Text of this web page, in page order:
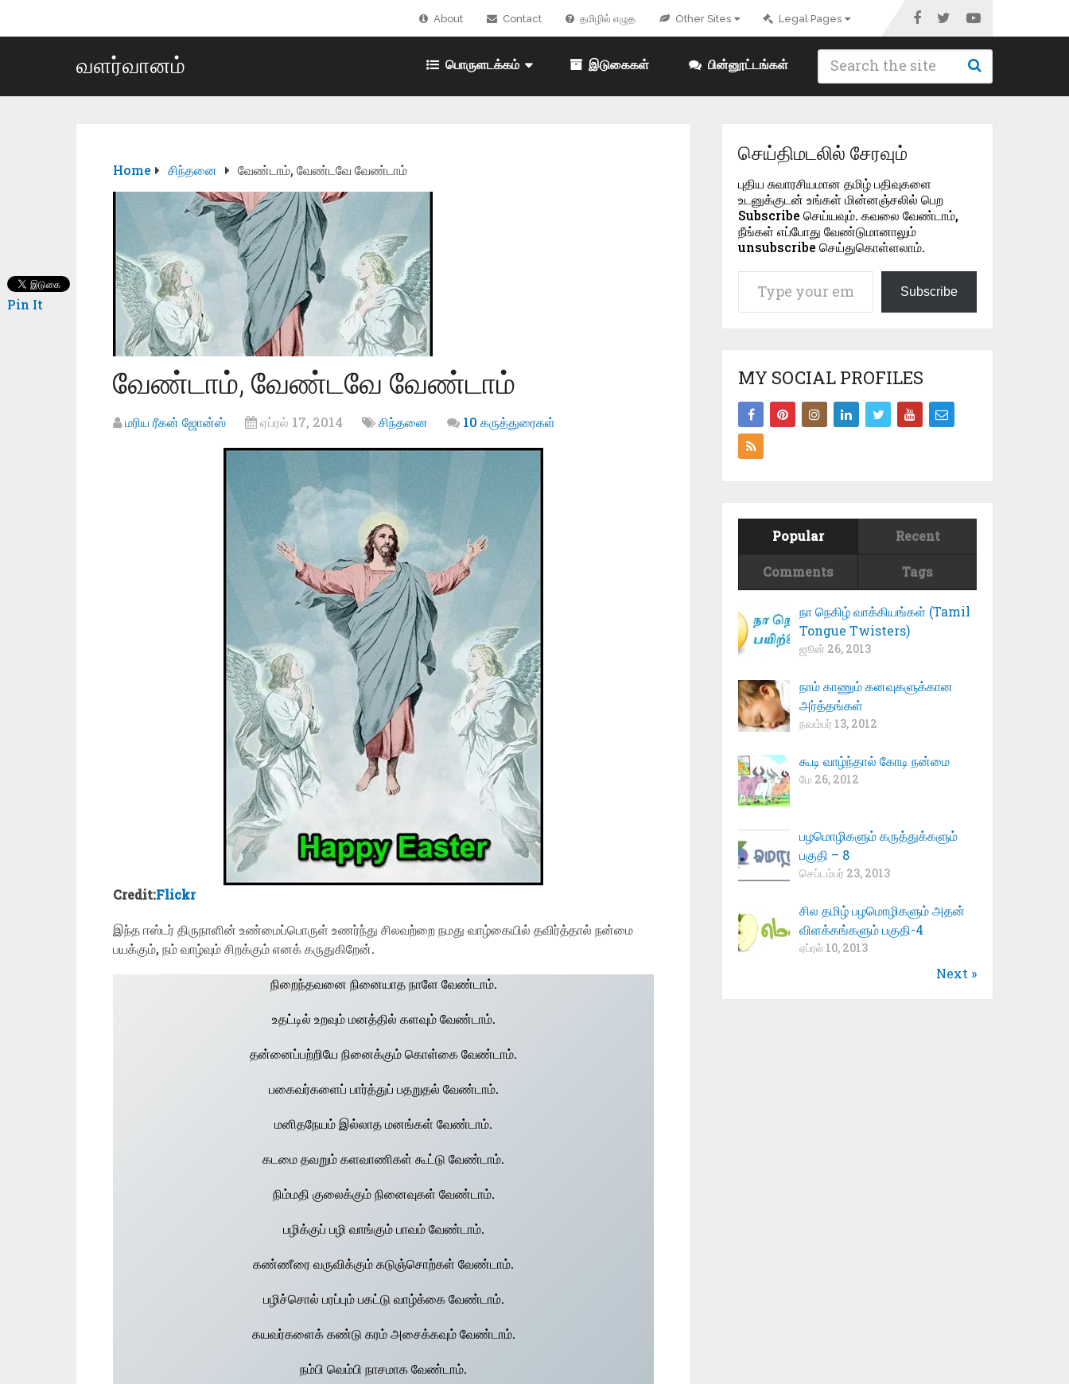
About Contact தமிழில் எழுத Other Sites Legal Pages
வளர்வானம் பொருளடக்கம் இடுகைகள் பின்னூட்டங்கள்
Home சிந்தனை வேண்டாம், வேண்டவே வேண்டாம்
வேண்டாம், வேண்டவே வேண்டாம்
மரிய ரீகன் ஜோன்ஸ் ஏப்ரல் 17, 2014 சிந்தனை 10 கருத்துரைகள்
Credit:Flickr
இந்த ஈஸ்டர் திருநாளின் உண்மைப்பொருள் உணர்ந்து சிலவற்றை நமது வாழ்கையில் தவிர்த்தால் நன்மை
பயக்கும், நம் வாழ்வும் சிறக்கும் எனக் கருதுகிறேன்.
நிறைந்தவனை நினையாத நாளே வேண்டாம்.
உதட்டில் உறவும் மனத்தில் களவும் வேண்டாம்.
தன்னைப்பற்றியே நினைக்கும் கொள்கை வேண்டாம்.
பகைவர்களைப் பார்த்துப் பதறுதல் வேண்டாம்.
மனிதநேயம் இல்லாத மனங்கள் வேண்டாம்.
கடமை தவறும் களவாணிகள் கூட்டு வேண்டாம்.
நிம்மதி குலைக்கும் நினைவுகள் வேண்டாம்.
பழிக்குப் பழி வாங்கும் பாவம் வேண்டாம்.
கண்ணீரை வருவிக்கும் கடுஞ்சொற்கள் வேண்டாம்.
பழிச்சொல் பரப்பும் பகட்டு வாழ்க்கை வேண்டாம்.
கயவர்களைக் கண்டு கரம் அசைக்கவும் வேண்டாம்.
நம்பி வெம்பி நாசமாக வேண்டாம்.
Pin It
செய்திமடலில் சேரவும்
புதிய சுவாரசியமான தமிழ் பதிவுகளை
உடனுக்குடன் உங்கள் மின்னஞ்சலில் பெற
Subscribe செய்யவும். கவலை வேண்டாம்,
நீங்கள் எப்போது வேண்டுமானாலும்
unsubscribe செய்துகொள்ளலாம்.
Type your email…
Subscribe
MY SOCIAL PROFILES
Popular Recent
Comments Tags
நா நெகிழ் வாக்கியங்கள் (Tamil
Tongue Twisters)
ஜூன் 26, 2013
நாம் காணும் கனவுகளுக்கான
அர்த்தங்கள்
நவம்பர் 13, 2012
கூடி வாழ்ந்தால் கோடி நன்மை
மே 26, 2012
பழமொழிகளும் கருத்துக்களும்
பகுதி – 8
செப்டம்பர் 23, 2013
சில தமிழ் பழமொழிகளும் அதன்
விளக்கங்களும் பகுதி-4
ஏப்ரல் 10, 2013
Next »